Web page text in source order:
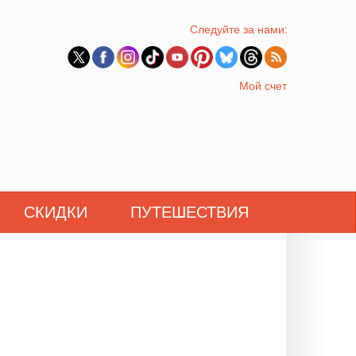
Следуйте за нами:
Мой счет
СКИДКИ ПУТЕШЕСТВИЯ